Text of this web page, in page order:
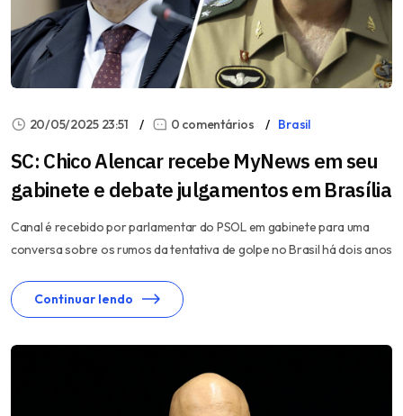
20/05/2025 23:51 0 comentários Brasil
SC: Chico Alencar recebe MyNews em seu
gabinete e debate julgamentos em Brasília
Canal é recebido por parlamentar do PSOL em gabinete para uma
conversa sobre os rumos da tentativa de golpe no Brasil há dois anos
Continuar lendo